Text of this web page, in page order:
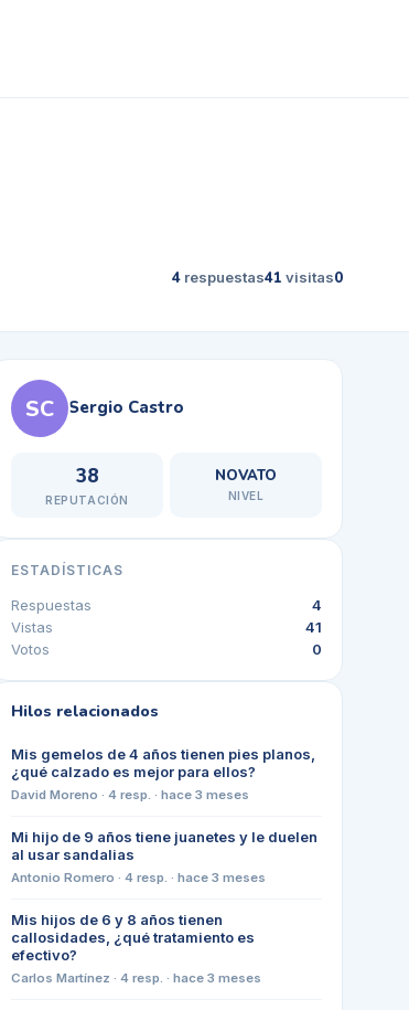
4 respuestas41 visitas0
SC Sergio Castro
38
REPUTACIÓN
NOVATO
NIVEL
ESTADÍSTICAS
Respuestas
4
Vistas
41
Votos
0
Hilos relacionados
Mis gemelos de 4 años tienen pies planos,
¿qué calzado es mejor para ellos?
David Moreno · 4 resp. · hace 3 meses
Mi hijo de 9 años tiene juanetes y le duelen
al usar sandalias
Antonio Romero · 4 resp. · hace 3 meses
Mis hijos de 6 y 8 años tienen
callosidades, ¿qué tratamiento es
efectivo?
Carlos Martínez · 4 resp. · hace 3 meses